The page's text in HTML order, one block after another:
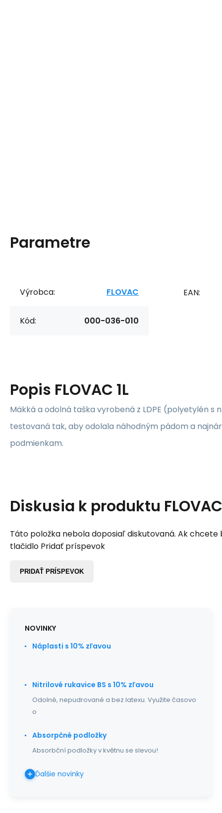
Parametre
Výrobca: FLOVAC
Kód: 000-036-010
EAN:
Popis FLOVAC 1L
Mäkká a odolná taška vyrobená z LDPE (polyetylén s
testovaná tak, aby odolala náhodným pádom a
podmienkam.
Diskusia k produktu
Táto položka nebola doposiaľ diskutovaná. Ak chcete
tlačidlo Pridať príspevok
PRIDAŤ PRÍSPEVOK
NOVINKY
Náplasti s 10% zľavou
Nitrilové rukavice BS s 10% zľavou
Odolné, nepudrované a bez latexu. Využite časovo
o
Absorpčné podložky
Absorbční podložky v květnu se slevou!
Ďalšie novinky